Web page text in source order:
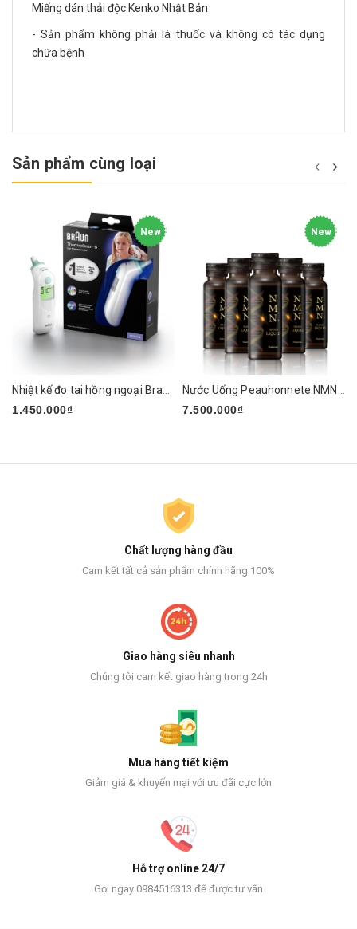
Miếng dán thải độc Kenko Nhật Bản
- Sản phẩm không phải là thuốc và không có tác dụng
chữa bệnh
Sản phẩm cùng loại
New
1.450.000₫
New
7.500.000₫
Chất lượng hàng đầu
Cam kết tất cả sản phẩm chính hãng 100%
Giao hàng siêu nhanh
Chúng tôi cam kết giao hàng trong 24h
Mua hàng tiết kiệm
Giảm giá & khuyến mại với ưu đãi cực lớn
Hỗ trợ online 24/7
Gọi ngay 0984516313 để được tư vấn